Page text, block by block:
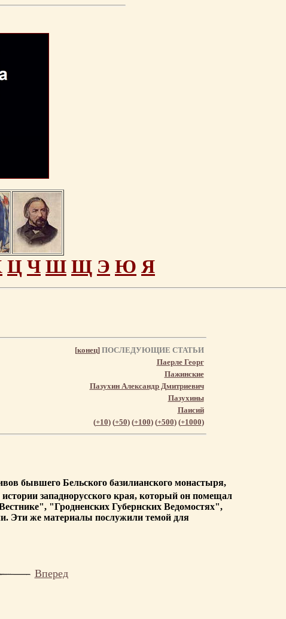
Ц Ч Ш Щ Э Ю Я
[конец]ПОСЛЕДУЮЩИЕ СТАТЬИ
Паерле Георг
Пажинские
Пазухин Александр Дмитриевич
Пазухины
Паисий
(+10) (+50) (+100) (+500) (+1000)
бывшего Бельского базилианского монастыря,
западнорусского края, который он помещал
"Гродненских Губернских Ведомостях",
Эти же материалы послужили темой для
Вперед